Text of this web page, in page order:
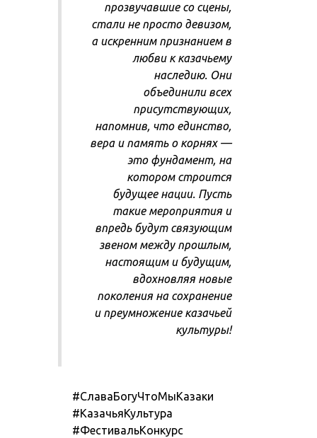
прозвучавшие со сцены,
стали не просто девизом,
а искренним признанием в
любви к казачьему
наследию. Они
объединили всех
присутствующих,
напомнив, что единство,
вера и память о корнях —
это фундамент, на
котором строится
будущее нации. Пусть
такие мероприятия и
впредь будут связующим
звеном между прошлым,
настоящим и будущим,
вдохновляя новые
поколения на сохранение
и преумножение казачьей
культуры!
#СлаваБогуЧтоМыКазаки
#КазачьяКультура
#ФестивальКонкурс